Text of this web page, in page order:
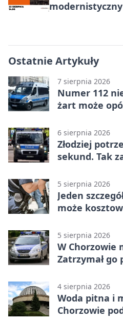
Ostatnie Artykuły
7 sierpnia 2026
Numer 112
żart może
6 sierpnia 2026
Złodziej
sekund. Tak
5 sierpnia 2026
Jeden
może
5 sierpnia 2026
W Chorzowie
Zatrzymał go
4 sierpnia 2026
Woda pitna i
Chorzowie